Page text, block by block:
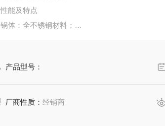
性能及特点
锅体：全不锈钢材料；
高温时间（≥100℃），自动调节；
具有温度自动报警功能，防干烧；
产品型号：
厂商性质：经销商